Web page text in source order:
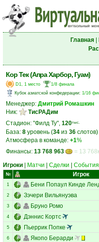
Главная|
Кор Тек (Апра Харбор, Гуам)
D1, 1 место
1/8 финала
Кубок азиатской конфедерации: 1/16
Менеджер: Дмитрий Ромашкин
Ник:
ТисРАДим
Стадион: "Филд Ту", 120тыс.
База: 8 уровень (34 из 36 слотов)
Атмосфера в команде: +1%
Финансы: 13 768 963
= 13
Игроки
Матчи Сделки События
№ Игрок
1 Бени Попаул Кинде
2 Зэчери Вильянуэва
3 Бруно Ромо
4 Дэннис Кортс
5 Пьеррик Попке
6 Якопо Берарди